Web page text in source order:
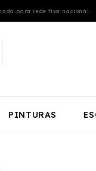
para rede fixa nacional.
PINTURAS